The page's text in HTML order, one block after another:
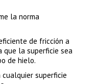
la norma
de fricción a
que la superficie sea
de hielo.
cualquier superficie